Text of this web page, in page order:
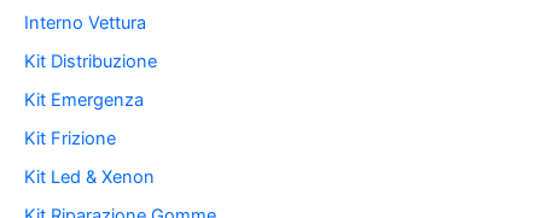
Interno Vettura
Kit Distribuzione
Kit Emergenza
Kit Frizione
Kit Led & Xenon